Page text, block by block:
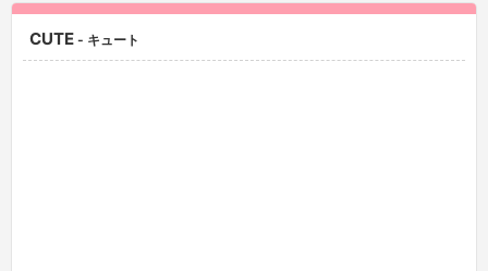
CUTE - キュート